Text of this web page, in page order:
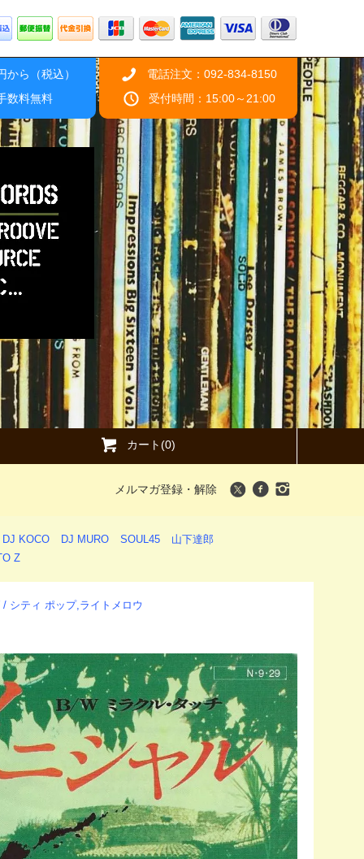
ら（税込）
数料無料
電話注文：092-834-8150
受付時間：15:00～21:00
カート(0)
メルマガ登録・解除
DJ KOCO DJ MURO SOUL45
山下達郎
Z
シティ ポップ,ライトメロウ